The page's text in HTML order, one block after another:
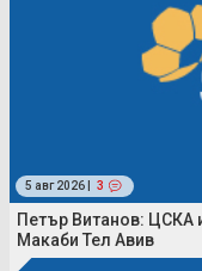
5 авг 2026 | 3
Петър Витанов: ЦСКА
Макаби Тел Авив